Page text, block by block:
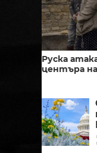
Руска
центъра